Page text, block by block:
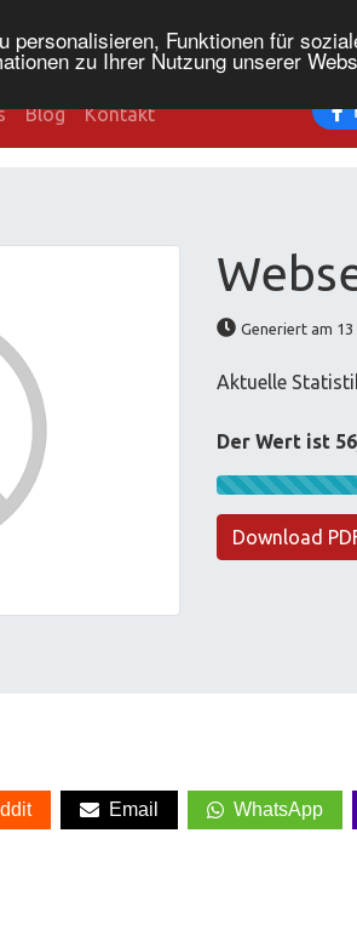
Funktionen für
zu Ihrer Nutzung unserer
Blog Kontakt
Generiert am 13
Aktuelle
Der Wert ist
Download
Email WhatsApp